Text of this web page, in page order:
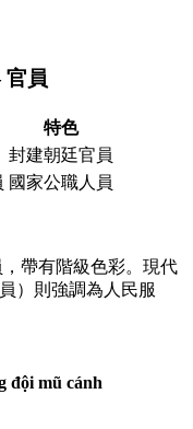
員
特色
封建朝廷官員
國家公職人員
帶有階級色彩。現代
員）則強調為人民服
đội mũ cánh